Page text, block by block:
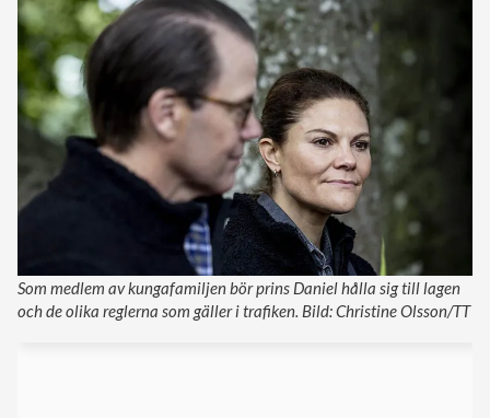
Som medlem av kungafamiljen bör prins Daniel hålla sig till lagen
och de olika reglerna som gäller i trafiken. Bild: Christine Olsson/TT